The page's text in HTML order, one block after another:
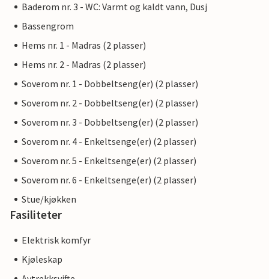
Baderom nr. 3 - WC: Varmt og kaldt vann, Dusj
Bassengrom
Hems nr. 1 - Madras (2 plasser)
Hems nr. 2 - Madras (2 plasser)
Soverom nr. 1 - Dobbeltseng(er) (2 plasser)
Soverom nr. 2 - Dobbeltseng(er) (2 plasser)
Soverom nr. 3 - Dobbeltseng(er) (2 plasser)
Soverom nr. 4 - Enkeltsenge(er) (2 plasser)
Soverom nr. 5 - Enkeltsenge(er) (2 plasser)
Soverom nr. 6 - Enkeltsenge(er) (2 plasser)
Stue/kjøkken
Fasiliteter
Elektrisk komfyr
Kjøleskap